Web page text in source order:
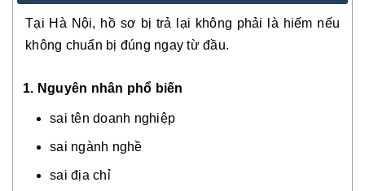
Tại Hà Nội, hồ sơ bị trả lại không phải là hiếm nếu
không chuẩn bị đúng ngay từ đầu.
1. Nguyên nhân phổ biến
sai tên doanh nghiệp
sai ngành nghề
sai địa chỉ